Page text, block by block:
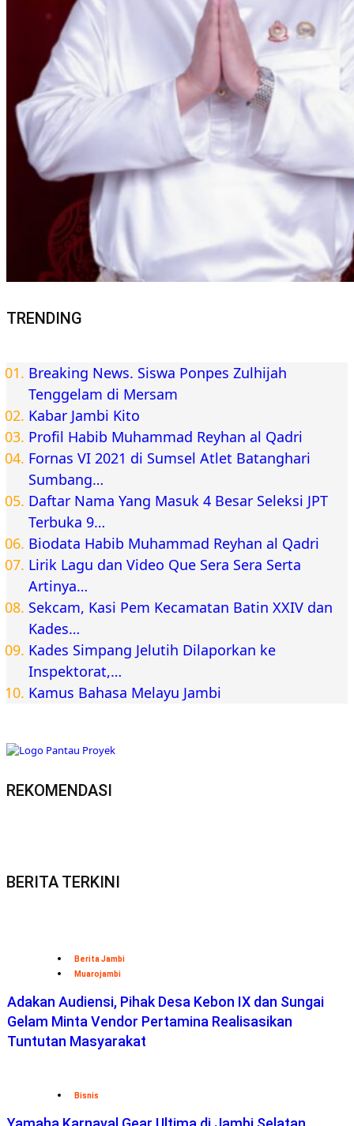
TRENDING
Breaking News. Siswa Ponpes Zulhijah
Tenggelam di Mersam
Kabar Jambi Kito
Profil Habib Muhammad Reyhan al Qadri
Fornas VI 2021 di Sumsel Atlet Batanghari
Sumbang…
Daftar Nama Yang Masuk 4 Besar Seleksi JPT
Terbuka 9…
Biodata Habib Muhammad Reyhan al Qadri
Lirik Lagu dan Video Que Sera Sera Serta
Artinya…
Sekcam, Kasi Pem Kecamatan Batin XXIV dan
Kades…
Kades Simpang Jelutih Dilaporkan ke
Inspektorat,…
Kamus Bahasa Melayu Jambi
REKOMENDASI
BERITA TERKINI
Berita Jambi
Muarojambi
Adakan Audiensi, Pihak Desa Kebon IX dan Sungai
Gelam Minta Vendor Pertamina Realisasikan
Tuntutan Masyarakat
Bisnis